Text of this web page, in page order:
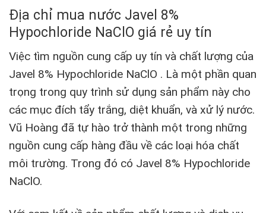
Địa chỉ mua nước Javel 8%
Hypochloride NaClO giá rẻ uy tín
Việc tìm nguồn cung cấp uy tín và chất lượng của
Javel 8% Hypochloride NaClO . Là một phần quan
trọng trong quy trình sử dụng sản phẩm này cho
các mục đích tẩy trắng, diệt khuẩn, và xử lý nước.
Vũ Hoàng đã tự hào trở thành một trong những
nguồn cung cấp hàng đầu về các loại hóa chất
môi trường. Trong đó có Javel 8% Hypochloride
NaClO.